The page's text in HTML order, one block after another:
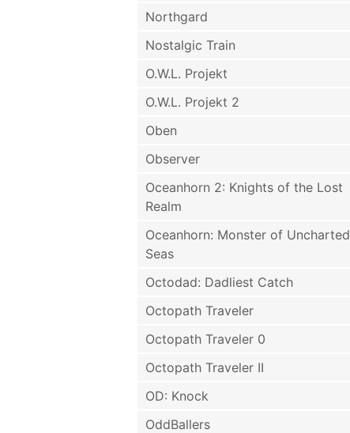
Northgard
Nostalgic Train
O.W.L. Projekt
O.W.L. Projekt 2
Oben
Observer
Oceanhorn 2: Knights of the Lost
Realm
Oceanhorn: Monster of Uncharted
Seas
Octodad: Dadliest Catch
Octopath Traveler
Octopath Traveler 0
Octopath Traveler II
OD: Knock
OddBallers